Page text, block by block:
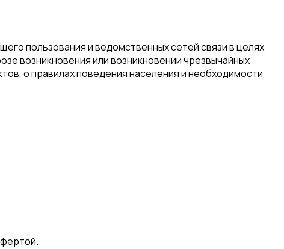
пользования и ведомственных сетей связи в целях
возникновения или возникновении чрезвычайных
о правилах поведения населения и необходимости